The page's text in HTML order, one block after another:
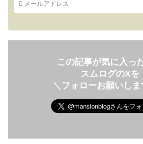
この記事が気に入っ
スムログのXを
＼フォローお願いしま